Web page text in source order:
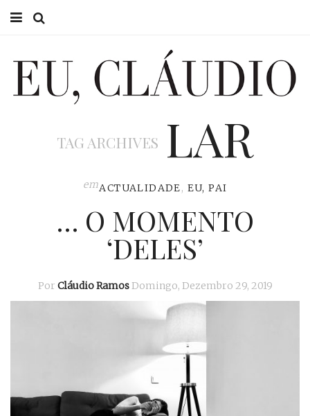
EU CLÁUDIO
EU NA TV
ACTUALIDADE
TAG ARCHIVES LAR
emACTUALIDADE, EU, PAI
… O MOMENTO
‘DELES’
Por Cláudio RamosDomingo, Dezembro 29, 2019